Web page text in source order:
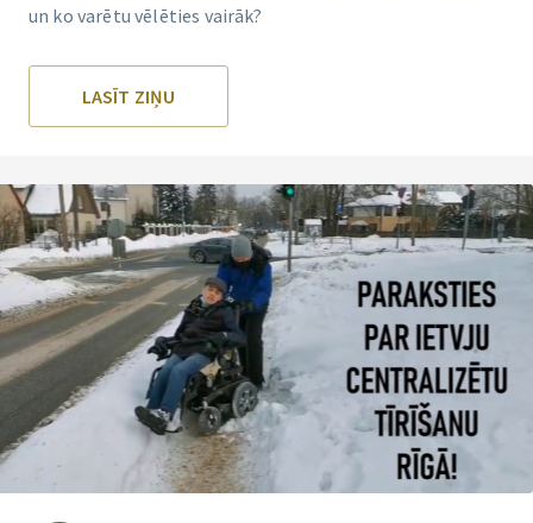
un ko varētu vēlēties vairāk?
LASĪT ZIŅU